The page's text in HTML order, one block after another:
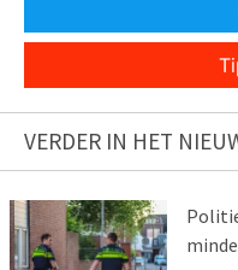
VERDER IN HET